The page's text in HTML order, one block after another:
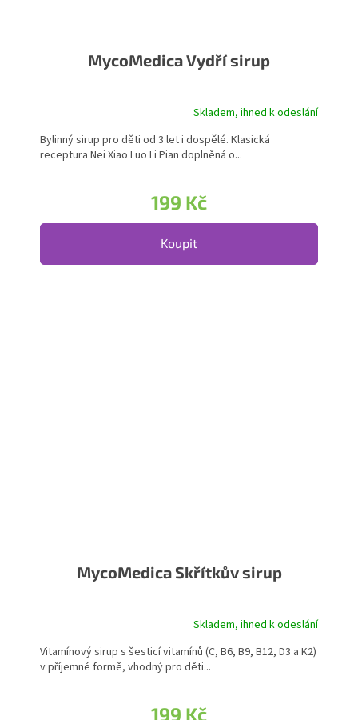
MycoMedica Vydří sirup
Skladem, ihned k odeslání
199 Kč
Koupit
Bylinný sirup pro děti od 3 let i dospělé. Klasická
receptura Nei Xiao Luo Li Pian doplněná o...
MycoMedica Skřítkův sirup
Skladem, ihned k odeslání
199 Kč
Vitamínový sirup s šesticí vitamínů (C, B6, B9, B12, D3 a K2)
v příjemné formě, vhodný pro děti...